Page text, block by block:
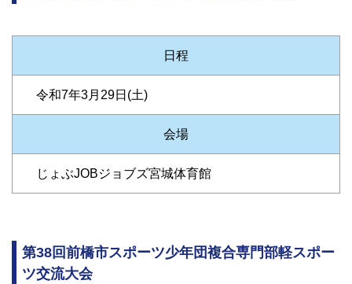
日程
令和7年3月29日(土)
会場
じょぶJOBジョブズ宮城体育館
第38回前橋市スポーツ少年団複合専門部軽スポー
ツ交流大会